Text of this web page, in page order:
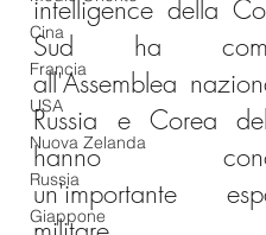
Cina
Francia
USA
Nuova Zelanda
Russia
Giappone
intelligence della
Sud ha
all'Assemblea
Russia e Corea
hanno
un'importante